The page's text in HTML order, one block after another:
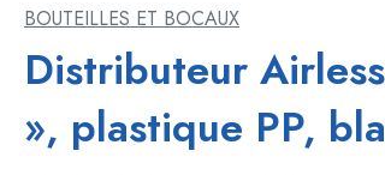
Boîtes alimentaires
Vaisselle
BOUTEILLES ET BOCAUX
Distributeur
», plastique PP,